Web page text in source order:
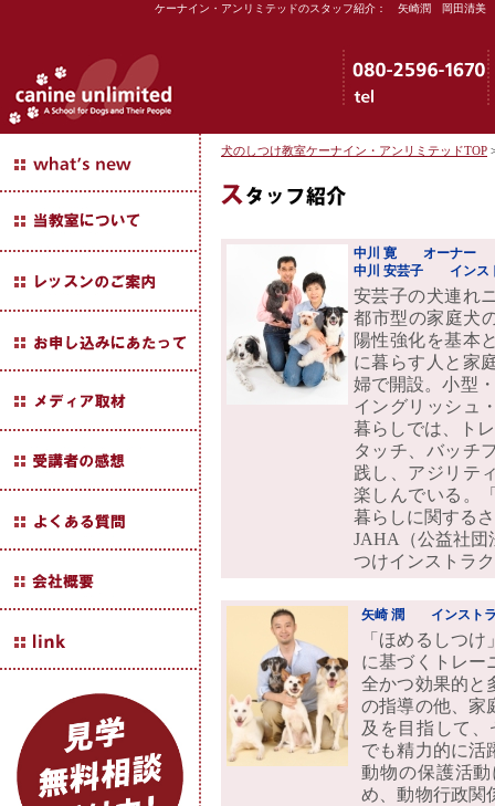
ケーナイン・アンリミテッドのスタッフ紹介： 矢崎潤 岡田
犬のしつけ教室ケーナイン・アンリミテッドTOP
中川 寛
オーナー
中川 安芸子 インス
安芸子の犬連れ
都市型の家庭犬
陽性強化を基本
に暮らす人と家
婦で開設。小型
イングリッシュ
暮らしでは、ト
タッチ、バッチ
践し、アジリテ
楽しんでいる。
暮らしに関する
JAHA（公益社団
つけインストラ
矢崎 潤 インスト
「ほめるしつ
に基づくトレー
全かつ効果的と
の指導の他、家
及を目指して
でも精力的に活
動物の保護活
め、動物行政関